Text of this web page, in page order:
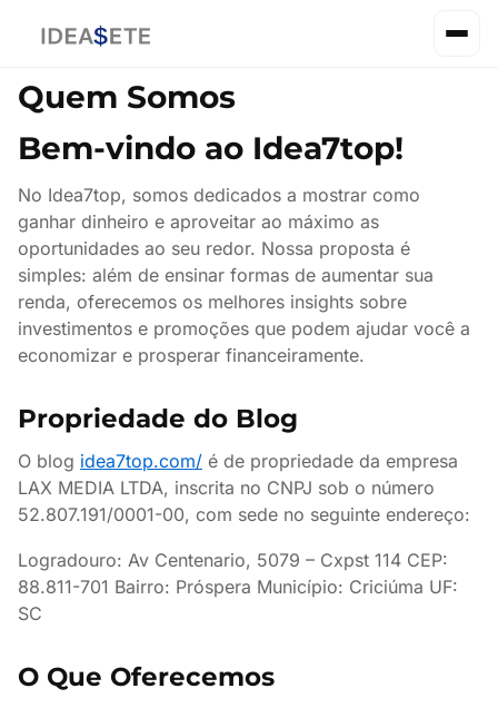
Quem Somos
Bem-vindo ao Idea7top!
No Idea7top, somos dedicados a mostrar como
ganhar dinheiro e aproveitar ao máximo as
oportunidades ao seu redor. Nossa proposta é
simples: além de ensinar formas de aumentar sua
renda, oferecemos os melhores insights sobre
investimentos e promoções que podem ajudar você a
economizar e prosperar financeiramente.
Propriedade do Blog
O blog idea7top.com/ é de propriedade da empresa
LAX MEDIA LTDA, inscrita no CNPJ sob o número
52.807.191/0001-00, com sede no seguinte endereço:
Logradouro: Av Centenario, 5079 – Cxpst 114 CEP:
88.811-701 Bairro: Próspera Município: Criciúma UF:
SC
O Que Oferecemos